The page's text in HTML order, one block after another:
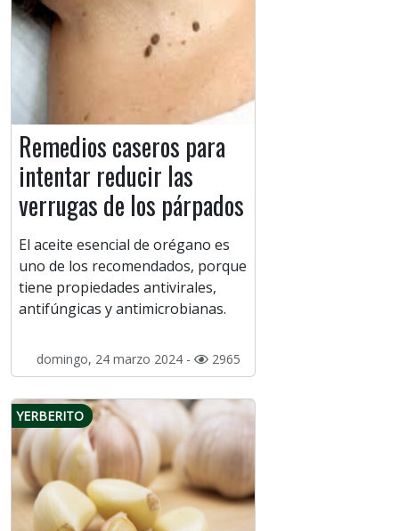
Remedios caseros para
intentar reducir las
verrugas de los párpados
El aceite esencial de orégano es
uno de los recomendados, porque
tiene propiedades antivirales,
antifúngicas y antimicrobianas.
domingo, 24 marzo 2024 - 2965
YERBERITO